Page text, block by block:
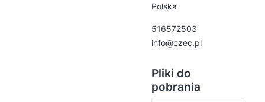
Polska
516572503
info@czec.pl
Pliki do
pobrania